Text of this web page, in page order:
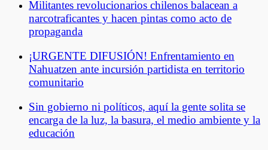
Militantes revolucionarios chilenos balacean a
narcotraficantes y hacen pintas como acto de
propaganda
¡URGENTE DIFUSIÓN! Enfrentamiento en
Nahuatzen ante incursión partidista en territorio
comunitario
Sin gobierno ni políticos, aquí la gente solita se
encarga de la luz, la basura, el medio ambiente y la
educación